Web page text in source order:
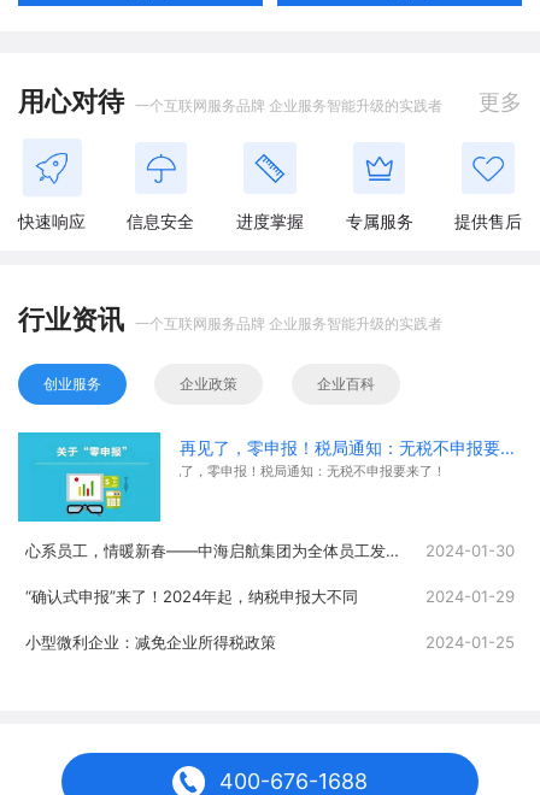
用心对待 一个互联网服务品牌 企业服务智能升级的实践者 更多
快速响应 信息安全 进度掌握 专属服务 提供售后
行业资讯 一个互联网服务品牌 企业服务智能升级的实践者
创业服务 企业政策 企业百科
再见了，零申报！税局通知：无税不申报要来了！
再见了，零申报！税局通知：无税不申报要来了！
心系员工，情暖新春——中海启航集团为全体员工发放春节福利 2024-01-30
“确认式申报”来了！2024年起，纳税申报大不同 2024-01-29
小型微利企业：减免企业所得税政策 2024-01-25
400-676-1688